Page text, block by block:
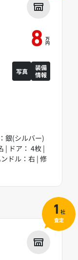
銀(シルバー)
| ドア： 4枚 |
ドル：右 | 修
8 万
円
写真
装備
情報
1 社
査定